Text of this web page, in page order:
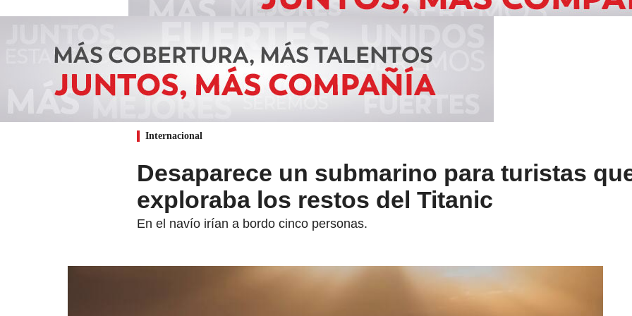
Internacional
Desaparece un submarino para turistas
exploraba los restos del Titanic
En el navío irían a bordo cinco personas.